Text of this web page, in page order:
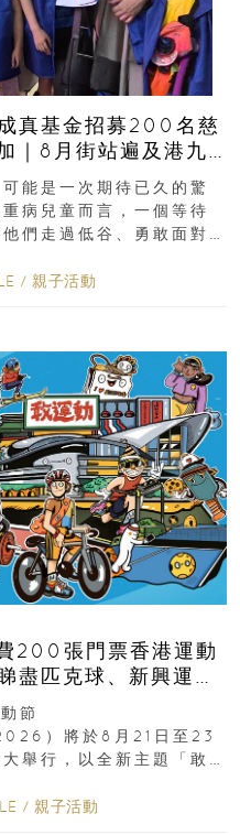
真基金招募200名慈
｜8月街站遍及港九
能是一次期待已久的驚
病兒童而言，一個等待
們走過低谷、勇敢面對
/ 親子活動
200張門票香港運動
盡匹克球、新興運
牌展覽
節
）將於8月21日至23
舉行，以全新主題「敢
/ 親子活動